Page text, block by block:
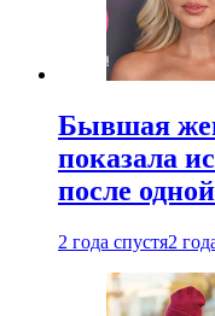
Бывшая
показала
после
2 года спустя2